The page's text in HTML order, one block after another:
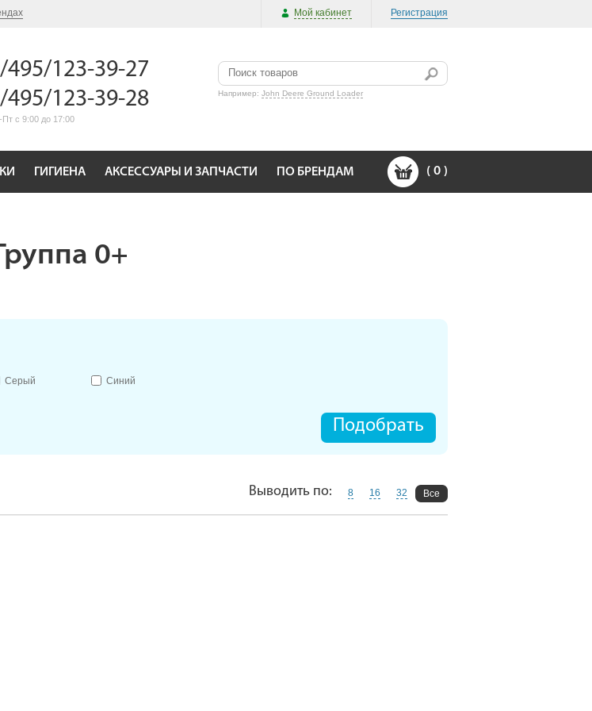
Мой кабинет Регистрация
495/123-39-27
495/123-39-28
Пт с 9:00 до 17:00
Например: John Deere Ground Loader
ГИГИЕНА АКСЕССУАРЫ И ЗАПЧАСТИ ПО БРЕНДАМ ( 0 )
0+
Серый Синий
Подобрать
Выводить по: 8 16 32 Все